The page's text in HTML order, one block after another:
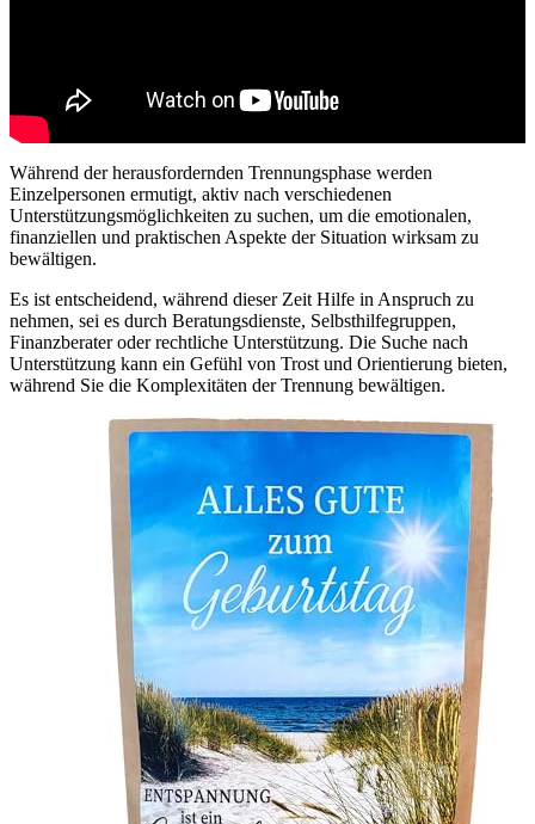
Während der herausfordernden Trennungsphase werden
Einzelpersonen ermutigt, aktiv nach verschiedenen
Unterstützungsmöglichkeiten zu suchen, um die emotionalen,
finanziellen und praktischen Aspekte der Situation wirksam zu
bewältigen.
Es ist entscheidend, während dieser Zeit Hilfe in Anspruch zu
nehmen, sei es durch Beratungsdienste, Selbsthilfegruppen,
Finanzberater oder rechtliche Unterstützung. Die Suche nach
Unterstützung kann ein Gefühl von Trost und Orientierung bieten,
während Sie die Komplexitäten der Trennung bewältigen.